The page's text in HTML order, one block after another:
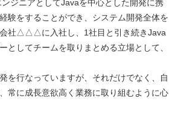
ジニアとしてJavaを中心とした開発に携
験をすることができ、システム開発全体を
会社△△△に入社し、1社目と引き続きJava
としてチームを取りまとめる立場として、
を行なっていますが、それだけでなく、自
に成長意欲高く業務に取り組むように心